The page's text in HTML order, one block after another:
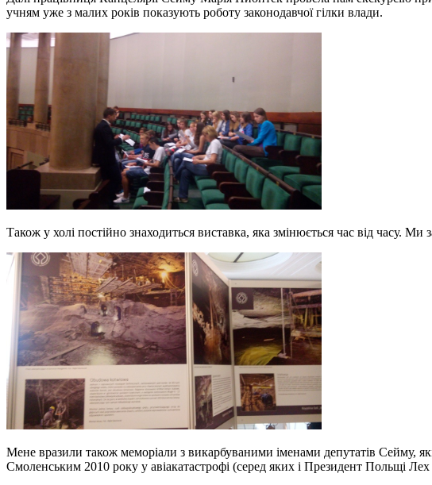
учням уже з малих років показують роботу законодавчої гілки влади.
Також у холі постійно знаходиться виставка, яка змінюється час від часу.
Мене вразили також меморіали з викарбуваними іменами депутатів Сейму,
Смоленським 2010 року у авіакатастрофі (серед яких і Президент Польщі